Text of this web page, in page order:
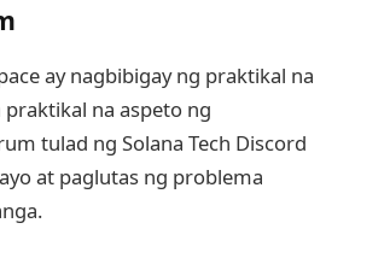
ay nagbibigay ng praktikal na
praktikal na aspeto ng
tulad ng Solana Tech Discord
at paglutas ng problema